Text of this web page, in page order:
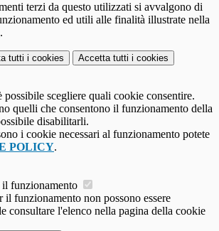
terzi da questo utilizzati si avvalgono di
ed utili alle finalità illustrate nella
.
tutti i cookies Accetta tutti i cookies
possibile scegliere quali cookie consentire.
quelli che consentono il funzionamento della
disabilitarli.
i cookie necessari al funzionamento potete
POLICY.
il funzionamento
il funzionamento non possono essere
consultare l'elenco nella pagina della cookie